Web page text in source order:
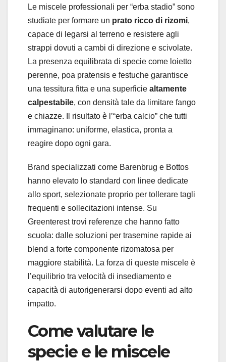
Le miscele professionali per “erba stadio” sono
studiate per formare un prato ricco di rizomi,
capace di legarsi al terreno e resistere agli
strappi dovuti a cambi di direzione e scivolate.
La presenza equilibrata di specie come loietto
perenne, poa pratensis e festuche garantisce
una tessitura fitta e una superficie altamente
calpestabile, con densità tale da limitare fango
e chiazze. Il risultato è l’“erba calcio” che tutti
immaginano: uniforme, elastica, pronta a
reagire dopo ogni gara.
Brand specializzati come Barenbrug e Bottos
hanno elevato lo standard con linee dedicate
allo sport, selezionate proprio per tollerare tagli
frequenti e sollecitazioni intense. Su
Greenterest trovi referenze che hanno fatto
scuola: dalle soluzioni per trasemine rapide ai
blend a forte componente rizomatosa per
maggiore stabilità. La forza di queste miscele è
l’equilibrio tra velocità di insediamento e
capacità di autorigenerarsi dopo eventi ad alto
impatto.
Come valutare le
specie e le miscele